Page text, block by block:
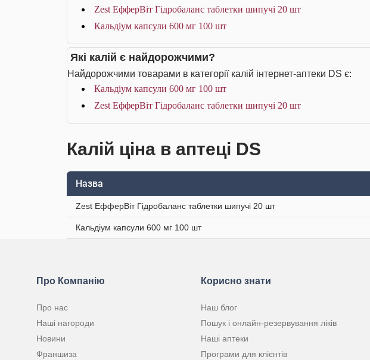
Zest ЕфферВіт Гідробаланс таблетки шипучі 20 шт
Кальдіум капсули 600 мг 100 шт
Які калій є найдорожчими?
Найдорожчими товарами в категорії калій інтернет-аптеки DS є:
Кальдіум капсули 600 мг 100 шт
Zest ЕфферВіт Гідробаланс таблетки шипучі 20 шт
Калій ціна в аптеці DS
Назва
Zest ЕфферВіт Гідробаланс таблетки шипучі 20 шт
Кальдіум капсули 600 мг 100 шт
Про Компанію
Про нас
Наші нагороди
Новини
Франшиза
Корисно знати
Наш блог
Пошук і онлайн-резервування ліків
Наші аптеки
Програми для клієнтів